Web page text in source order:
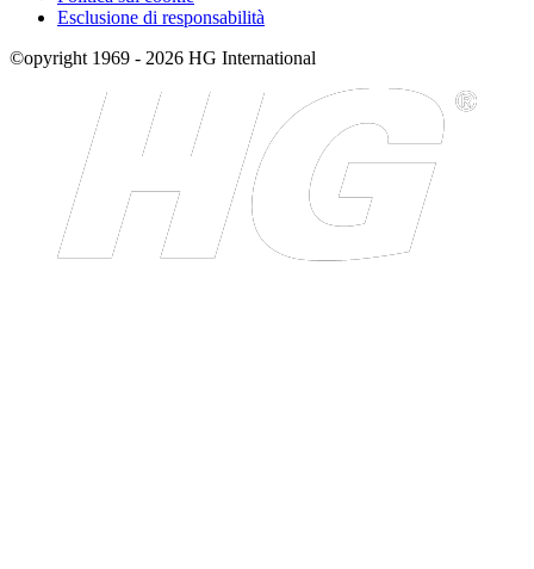
Esclusione di responsabilità
©opyright 1969 - 2026 HG International